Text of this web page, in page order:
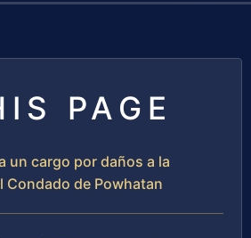
PAGE
un cargo por daños a la
Condado de Powhatan